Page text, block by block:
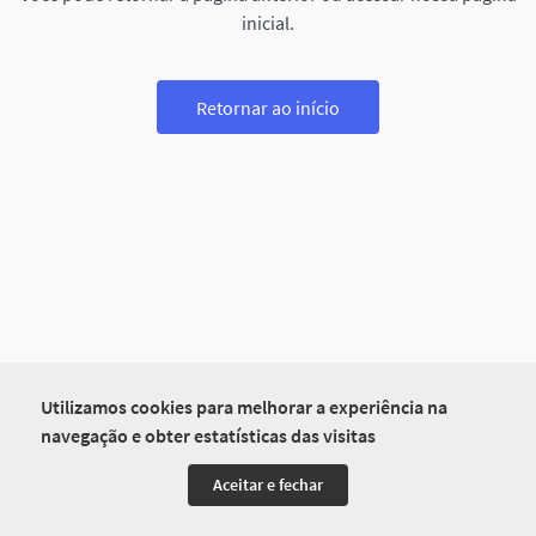
Utilizamos cookies para melhorar a experiência na
navegação e obter estatísticas das visitas
Aceitar e fechar
inicial.
Retornar ao início